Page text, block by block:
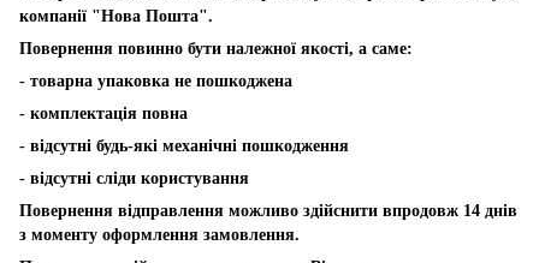
компанії "Нова Пошта".
Повернення повинно бути належної якості, а саме:
- товарна упаковка не пошкоджена
- комплектація повна
- відсутні будь-які механічні пошкодження
- відсутні сліди користування
Повернення відправлення можливо здійснити впродовж 14 днів
з моменту оформлення замовлення.